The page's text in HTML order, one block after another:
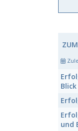
Blick
und